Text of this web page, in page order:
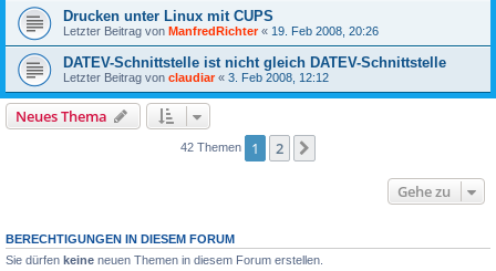
Drucken unter Linux mit CUPS
Letzter Beitrag von ManfredRichter« 19. Feb 2008, 20:26
DATEV-Schnittstelle ist nicht gleich DATEV-Schnittstelle
Letzter Beitrag von claudiar« 3. Feb 2008, 12:12
Neues Thema
42 Themen 1 2
Gehe zu
BERECHTIGUNGEN IN DIESEM FORUM
Sie dürfen keine neuen Themen in diesem Forum erstellen.